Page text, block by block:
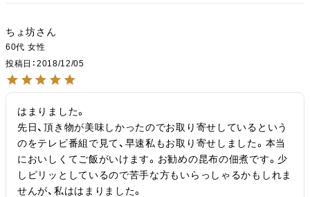
ちょ坊
60代 女性
投稿日
2018/12/05
はまりました。
先日、頂き物が美味しかったのでお取り寄せしているという
のをテレビ番組で見て、早速私もお取り寄せしました。本当
においしくてご飯がいけます。お勧めの昆布の佃煮です。少
しピリッとしているので苦手な方もいらっしゃるかもしれま
せんが、私ははまりました。